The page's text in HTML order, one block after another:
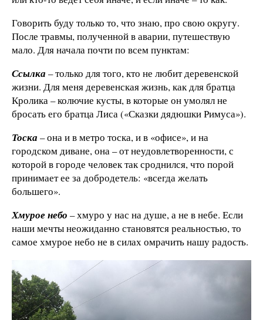
Говорить буду только то, что знаю, про свою округу.
После травмы, полученной в аварии, путешествую
мало. Для начала почти по всем пунктам:
Ссылка – только для того, кто не любит деревенской
жизни. Для меня деревенская жизнь, как для братца
Кролика – колючие кусты, в которые он умолял не
бросать его братца Лиса («Сказки дядюшки Римуса»).
Тоска – она и в метро тоска, и в «офисе», и на
городском диване, она – от неудовлетворенности, с
которой в городе человек так сроднился, что порой
принимает ее за добродетель: «всегда желать
большего».
Хмурое небо – хмуро у нас на душе, а не в небе. Если
наши мечты неожиданно становятся реальностью, то
самое хмурое небо не в силах омрачить нашу радость.